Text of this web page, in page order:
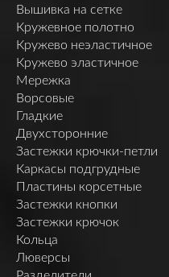
Вышивка на сетке
Кружевное полотно
Кружево неэластичное
Кружево эластичное
Мережка
Ворсовые
Гладкие
Двухсторонние
Застежки крючки-петли
Каркасы подгрудные
Пластины корсетные
Застежки кнопки
Застежки крючок
Кольца
Люверсы